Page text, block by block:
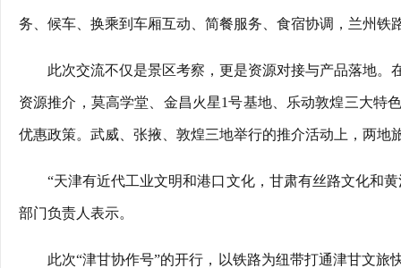
务、候车、换乘到车厢互动、简餐服务、食宿协调，兰州铁
此次交流不仅是景区考察，更是资源对接与产品落地
资源推介，莫高学堂、金昌火星1号基地、乐动敦煌三大特
优惠政策。武威、张掖、敦煌三地举行的推介活动上，两地
“天津有近代工业文明和港口文化，甘肃有丝路文化和
部门负责人表示。
此次“津甘协作号”的开行，以铁路为纽带打通津甘文